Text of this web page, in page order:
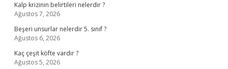
Kalp krizinin belirtileri nelerdir ?
Ağustos 7, 2026
Beşeri unsurlar nelerdir 5. sınıf ?
Ağustos 6, 2026
Kaç çeşit köfte vardır ?
Ağustos 5, 2026